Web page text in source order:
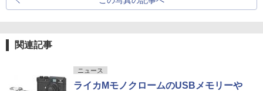
関連記事
ニュース
ライカMモノクロームのUSBメモリーや